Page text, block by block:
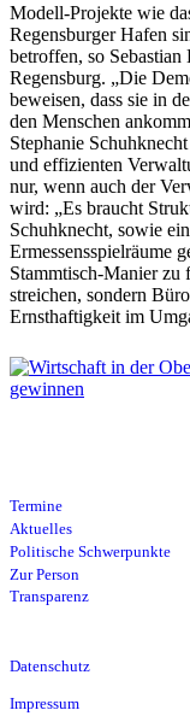
Modell-Projekte wie
Regensburger Hafen
betroffen, so
Regensburg. „Die
beweisen, dass sie in
den Menschen
Stephanie
und effizienten
nur, wenn auch der
wird: „Es braucht
Schuhknecht, sowie
Ermessensspielräume
Stammtisch-Manier zu
streichen, sondern
Ernsthaftigkeit im
Termine
Aktuelles
Politische Schwerpunkte
Zur Person
Transparenz
Datenschutz
Impressum